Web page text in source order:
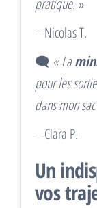
pratique. »
– Nicolas T.
🗨️ « La
pour les
dans mon
– Clara P.
Un
vos